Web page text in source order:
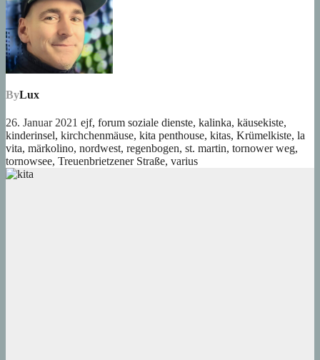
ByLux
26. Januar 2021 ejf, forum soziale dienste, kalinka, käusekiste,
kinderinsel, kirchchenmäuse, kita penthouse, kitas, Krümelkiste, la
vita, märkolino, nordwest, regenbogen, st. martin, tornower weg,
tornowsee, Treuenbrietzener Straße, varius